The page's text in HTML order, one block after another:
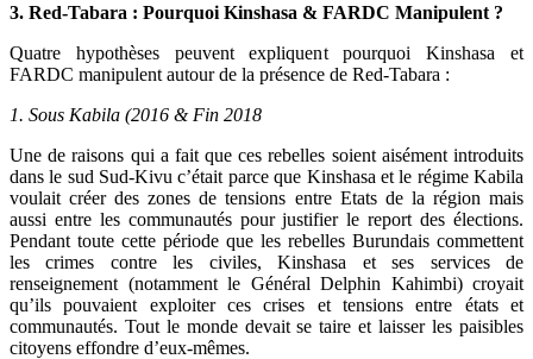
3. Red-Tabara : Pourquoi Kinshasa & FARDC Manipulent ?
Quatre hypothèses peuvent expliquent pourquoi Kinshasa et
FARDC manipulent autour de la présence de Red-Tabara :
1. Sous Kabila (2016 & Fin 2018
Une de raisons qui a fait que ces rebelles soient aisément introduits
dans le sud Sud-Kivu c’était parce que Kinshasa et le régime Kabila
voulait créer des zones de tensions entre Etats de la région mais
aussi entre les communautés pour justifier le report des élections.
Pendant toute cette période que les rebelles Burundais commettent
les crimes contre les civiles, Kinshasa et ses services de
renseignement (notamment le Général Delphin Kahimbi) croyait
qu’ils pouvaient exploiter ces crises et tensions entre états et
communautés. Tout le monde devait se taire et laisser les paisibles
citoyens effondre d’eux-mêmes.